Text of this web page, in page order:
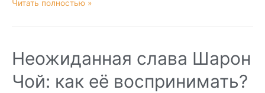
Читать полностью »
Неожиданная слава Шарон
Чой: как её воспринимать?